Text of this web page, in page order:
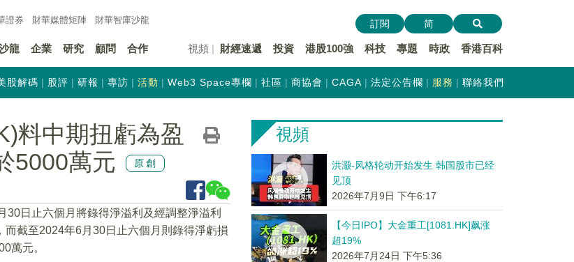
證券 財華媒體矩陣 財華智庫沙龍
龍 企業 研究 顧問 合作 視頻 財經速遞 投資 港股100強 科技 專題 時政 香港百科
訂閱 简
股解碼 股評 研報 專訪 活動 Web3 Space專欄 社區 商協會 CAGA 法定公告欄 服務 聯絡我們
料中期扭虧為盈
5000萬元
原創
30日止六個月將錄得淨溢利及經調整淨溢利
截至2024年6月30日止六個月則錄得淨虧損
萬元。
視頻
洪灏-风格轮动开始发生 韩国股市已经
见顶
2026年7月9日 下午6:17
【今日IPO】大金重工[1081.HK]飙涨
超19%
2026年7月24日 下午5:36